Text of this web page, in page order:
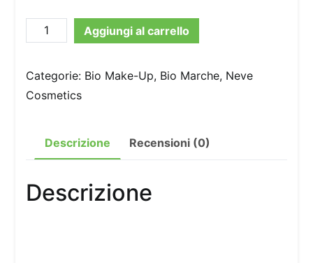
Neve
Cosmetics
Pastello
quantità
Aggiungi al carrello
Categorie: Bio Make-Up, Bio Marche, Neve
Cosmetics
Descrizione Recensioni (0)
Descrizione